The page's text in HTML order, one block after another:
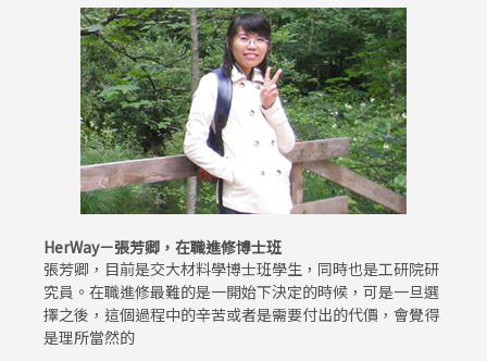
HerWay－張芳卿，在職進修博士班
張芳卿，目前是交大材料學博士班學生，同時也是工研院研
究員。在職進修最難的是一開始下決定的時候，可是一旦選
擇之後，這個過程中的辛苦或者是需要付出的代價，會覺得
是理所當然的